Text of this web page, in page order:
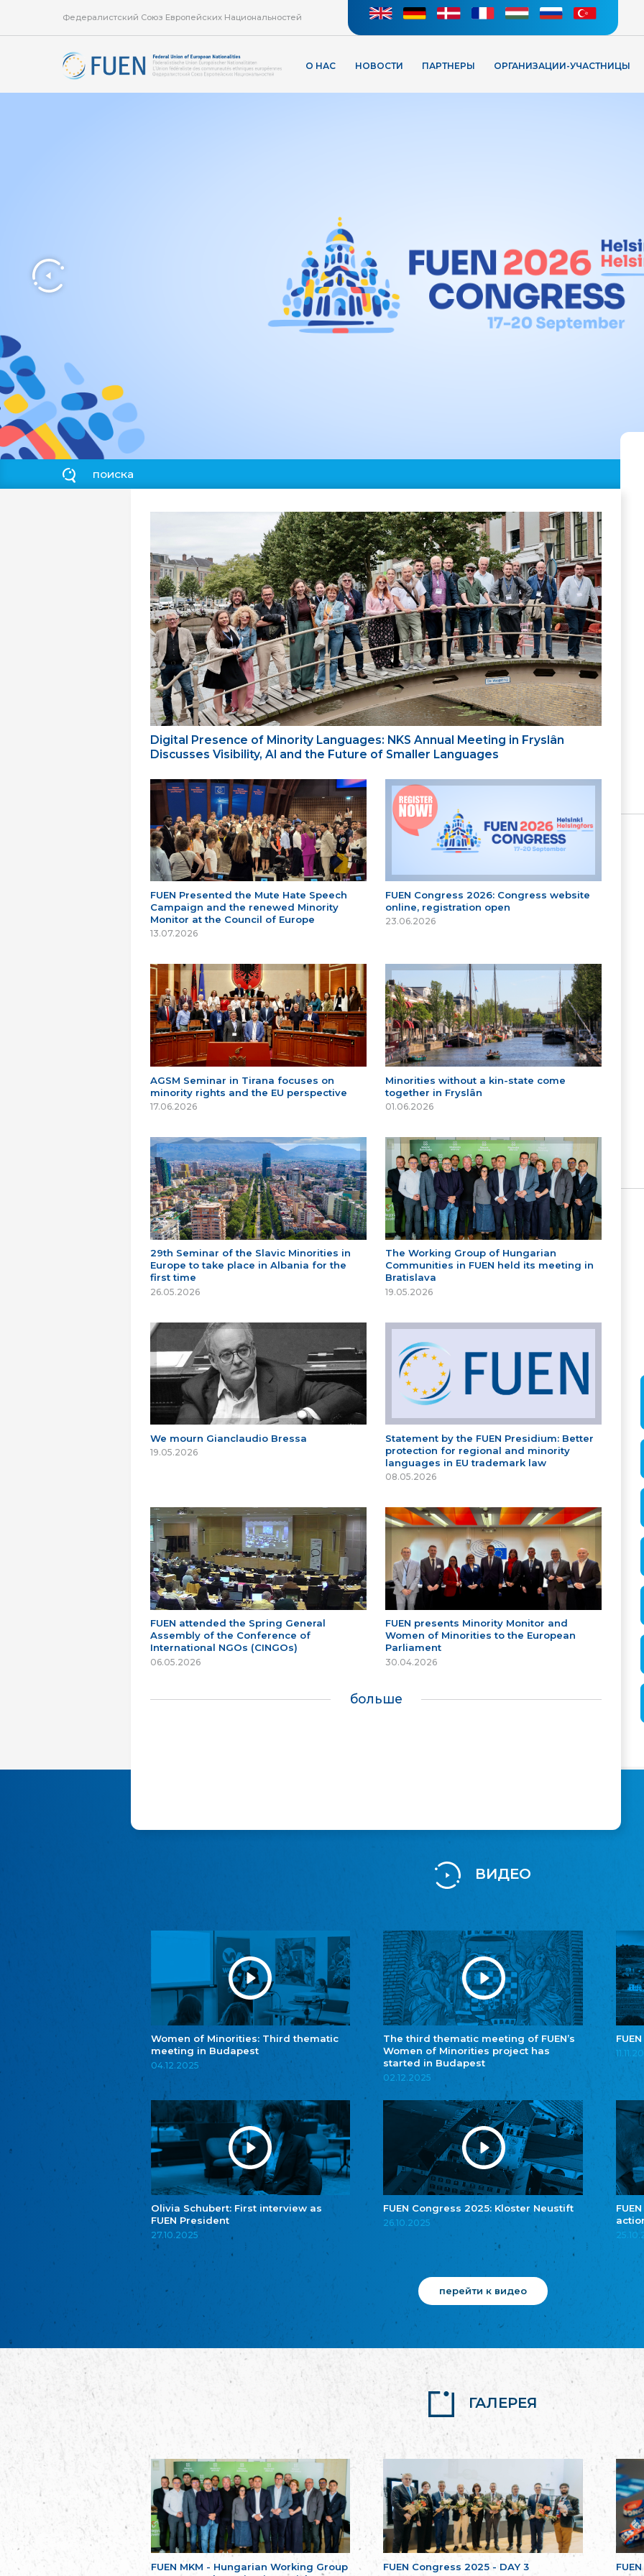
Федералистский Союз Европейских Национальностей
О НАС НОВОСТИ ПАРТНЕРЫ ОРГАНИЗАЦИИ-УЧАСТНИЦЫ
Digital Presence of Minority Languages: NKS Annual Meeting in Fryslân
Discusses Visibility, AI and the Future of Smaller Languages
FUEN Presented the Mute Hate Speech
Campaign and the renewed Minority
Monitor at the Council of Europe
13.07.2026
FUEN Congress 2026: Congress website
online, registration open
23.06.2026
AGSM Seminar in Tirana focuses on
minority rights and the EU perspective
17.06.2026
Minorities without a kin-state come
together in Fryslân
01.06.2026
29th Seminar of the Slavic Minorities in
Europe to take place in Albania for the
first time
26.05.2026
The Working Group of Hungarian
Communities in FUEN held its meeting in
Bratislava
19.05.2026
We mourn Gianclaudio Bressa
19.05.2026
Statement by the FUEN Presidium: Better
protection for regional and minority
languages in EU trademark law
08.05.2026
FUEN attended the Spring General
Assembly of the Conference of
International NGOs (CINGOs)
06.05.2026
FUEN presents Minority Monitor and
Women of Minorities to the European
Parliament
30.04.2026
больше
ВИДЕО
Women of Minorities: Third thematic
meeting in Budapest
04.12.2025
The third thematic meeting of FUEN’s
Women of Minorities project has
started in Budapest
02.12.2025
Olivia Schubert: First interview as
FUEN President
27.10.2025
FUEN Congress 2025: Kloster Neustift
26.10.2025
перейти к видео
ГАЛЕРЕЯ
FUEN MKM - Hungarian Working Group
FUEN Congress 2025 - DAY 3